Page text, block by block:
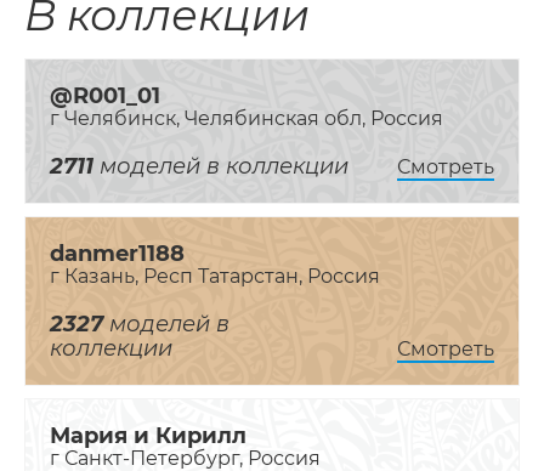
В коллекции
@R001_01
г Челябинск, Челябинская обл, Россия
2711 моделей в коллекции Смотреть
danmer1188
г Казань, Респ Татарстан, Россия
2327моделей в
коллекции
Смотреть
Мария и Кирилл
г Санкт-Петербург, Россия